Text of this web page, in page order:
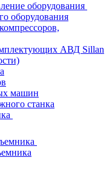
оборудования
оборудования
АВД Sillan
машин
станка